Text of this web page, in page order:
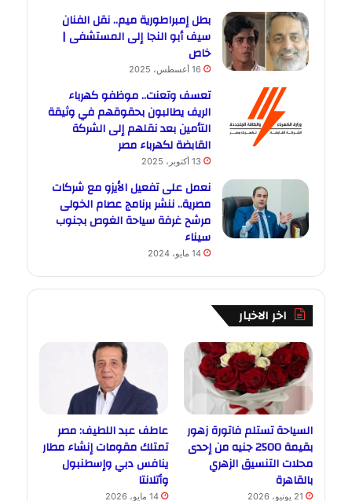
بطل إمبراطورية ميم.. نقل الفنان
سيف أبو النجا إلى المستشفى |
خاص
16 أغسطس، 2025
تعسف وتعنت.. موظفو كهرباء
الريف يطالبون بحقوقهم في وثيقة
التأمين بعد نقلهم إلى الشركة
القابضة لكهرباء مصر
13 أكتوبر، 2025
نعمل على تفعيل الأيزو مع شركات
مصرية.. ننشر برنامج عصام الخولى
مرشح غرفة سياحة الغوص بجنوب
سيناء
14 مايو، 2024
اخر الاخبار
السياحة تستلم فاتورة زهور
بقيمة 2500 جنيه من إحدى
محلات التنسيق الزهري
بالقاهرة
21 يونيو، 2026
عاطف عبد اللطيف: مصر
تمتلك مقومات إنشاء مطار
ينافس دبي وإسطنبول
وأتلانتا
14 مايو، 2026